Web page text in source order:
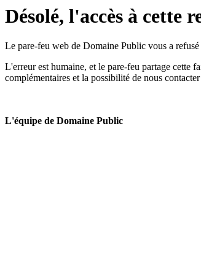
Désolé, l'accès à cette
Le pare-feu web de Domaine Public vous a refusé
L'erreur est humaine, et le pare-feu partage cette
complémentaires et la possibilité de nous
L'équipe de Domaine Public